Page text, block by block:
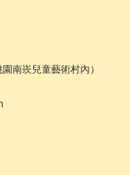
南崁兒童藝術村內）